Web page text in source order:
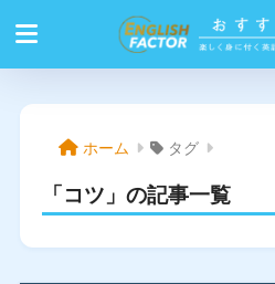
ホーム タグ
「コツ」の記事一覧